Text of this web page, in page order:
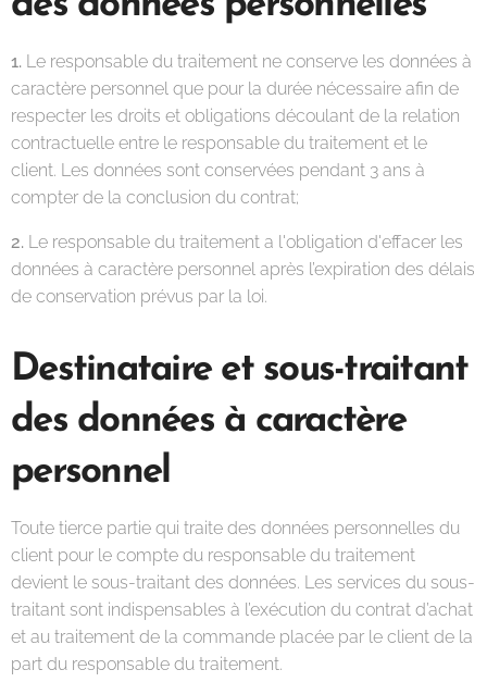
1. Le responsable du traitement ne conserve les données à
caractère personnel que pour la durée nécessaire afin de
respecter les droits et obligations découlant de la relation
contractuelle entre le responsable du traitement et le
client. Les données sont conservées pendant 3 ans à
compter de la conclusion du contrat;
2. Le responsable du traitement a l'obligation d'effacer les
données à caractère personnel après l’expiration des délais
de conservation prévus par la loi.
Destinataire et sous-traitant
des données à caractère
personnel
Toute tierce partie qui traite des données personnelles du
client pour le compte du responsable du traitement
devient le sous-traitant des données. Les services du sous-
traitant sont indispensables à l’exécution du contrat d’achat
et au traitement de la commande placée par le client de la
part du responsable du traitement.